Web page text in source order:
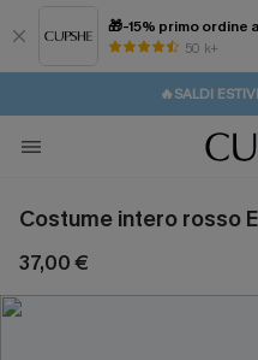
🎁-15% primo ordine
50 k+
⚡️-15% SUGLI
🔥SALDI
💌REGALO PER I
Costume intero rosso
37,00 €